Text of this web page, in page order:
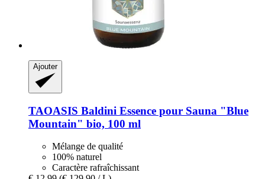
Ajouter
TAOASIS Baldini Essence pour Sauna "Blue
Mountain" bio, 100 ml
Mélange de qualité
100% naturel
Caractère rafraîchissant